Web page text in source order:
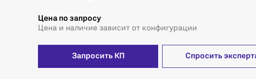
Цена по запросу
Цена и наличие зависит от конфигурации
Запросить КП Спросить